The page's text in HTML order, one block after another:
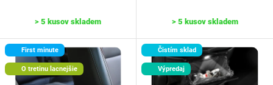
> 5 kusov skladem > 5 kusov skladem
First minute
O tretinu lacnejšie
Čistím sklad
Výpredaj